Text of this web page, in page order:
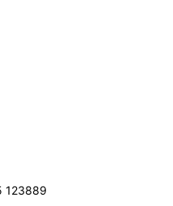
123889